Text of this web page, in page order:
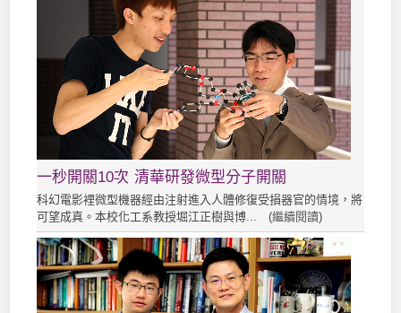
一秒開關10次 清華研發微型分子開關
科幻電影裡微型機器經由注射進入人體修復受損器官的情境，將
可望成真。本校化工系教授堀江正樹與博... (繼續閱讀)